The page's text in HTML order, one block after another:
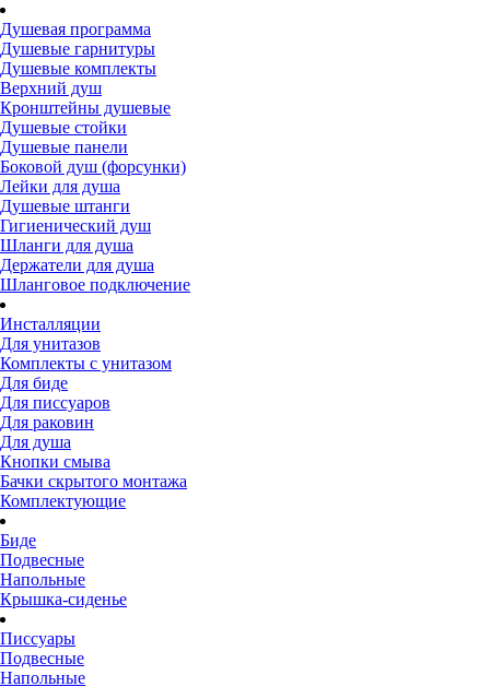
Душевая программа
Душевые гарнитуры
Душевые комплекты
Верхний душ
Кронштейны душевые
Душевые стойки
Душевые панели
Боковой душ (форсунки)
Лейки для душа
Душевые штанги
Гигиенический душ
Шланги для душа
Держатели для душа
Шланговое подключение
Инсталляции
Для унитазов
Комплекты с унитазом
Для биде
Для писсуаров
Для раковин
Для душа
Кнопки смыва
Бачки скрытого монтажа
Комплектующие
Биде
Подвесные
Напольные
Крышка-сиденье
Писсуары
Подвесные
Напольные